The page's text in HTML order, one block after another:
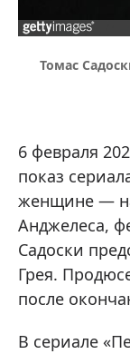
Томас
6 февраля
показ
женщине —
Анджелеса,
Садоски
Грея.
после
В сериале